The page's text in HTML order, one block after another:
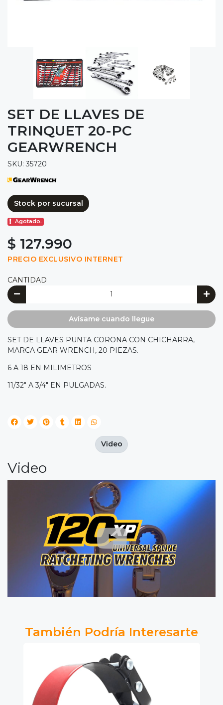
SET DE LLAVES DE
TRINQUET 20-PC
GEARWRENCH
SKU: 35720
Stock por sucursal
Agotado.
$ 127.990
PRECIO EXCLUSIVO INTERNET
CANTIDAD
Avísame cuando llegue
SET DE LLAVES PUNTA CORONA CON CHICHARRA,
MARCA GEAR WRENCH, 20 PIEZAS.
6 A 18 EN MILIMETROS
11/32" A 3/4" EN PULGADAS.
Video
Video
También Podría Interesarte